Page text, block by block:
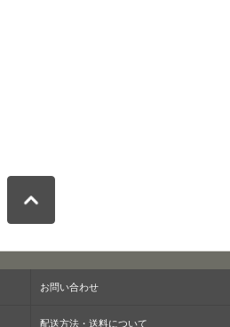
お問い合わせ
配送方法・送料について